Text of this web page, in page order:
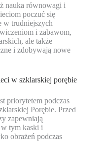
nauka równowagi i
poczuć się
w trudniejszych
i zabawom,
ale także
i zdobywają nowe
w szklarskiej porębie
priorytetem podczas
Porębie. Przed
zapewniają
tym kaski i
obrażeń podczas